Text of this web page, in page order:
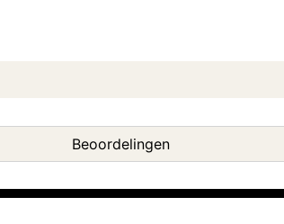
Beoordelingen